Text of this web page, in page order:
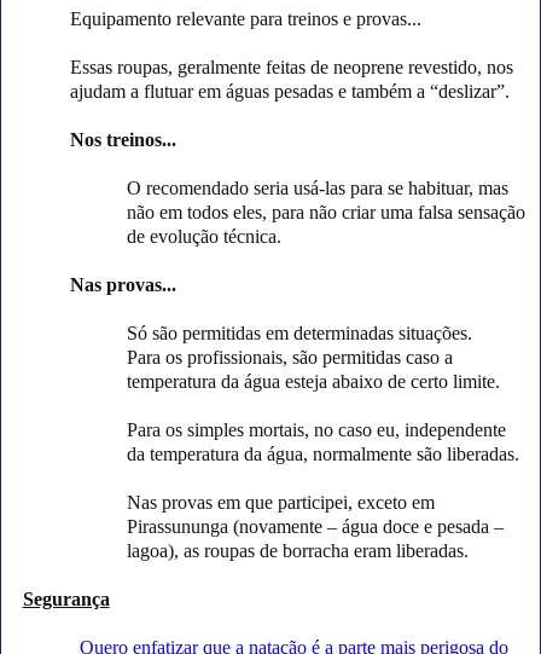
Equipamento relevante para treinos e provas...
Essas roupas, geralmente feitas de neoprene revestido, nos
ajudam a flutuar em águas pesadas e também a “deslizar”.
Nos treinos...
O recomendado seria usá-las para se habituar, mas
não em todos eles, para não criar uma falsa sensação
de evolução técnica.
Nas provas...
Só são permitidas em determinadas situações.
Para os profissionais, são permitidas caso a
temperatura da água esteja abaixo de certo limite.
Para os simples mortais, no caso eu, independente
da temperatura da água, normalmente são liberadas.
Nas provas em que participei, exceto em
Pirassununga (novamente – água doce e pesada –
lagoa), as roupas de borracha eram liberadas.
Segurança
Quero enfatizar que a natação é a parte mais perigosa do